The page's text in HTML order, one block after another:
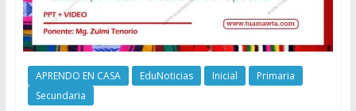
APRENDO EN CASA EduNoticias Inicial
Primaria
Secundaria